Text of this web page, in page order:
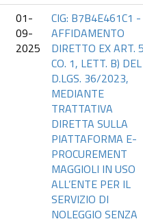
01-
09-
2025
CIG: B7B4E461C1 -
AFFIDAMENTO
DIRETTO EX ART.
CO. 1, LETT. B) DEL
D.LGS. 36/2023,
MEDIANTE
TRATTATIVA
DIRETTA SULLA
PIATTAFORMA E-
PROCUREMENT
MAGGIOLI IN USO
ALL’ENTE PER IL
SERVIZIO DI
NOLEGGIO SENZA